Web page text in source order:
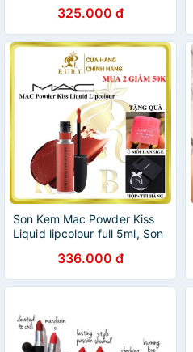
Full Size 5ml325.000 đ
Son Kem Mac Powder Kiss
Liquid lipcolour full 5ml, Son
336.000 đ